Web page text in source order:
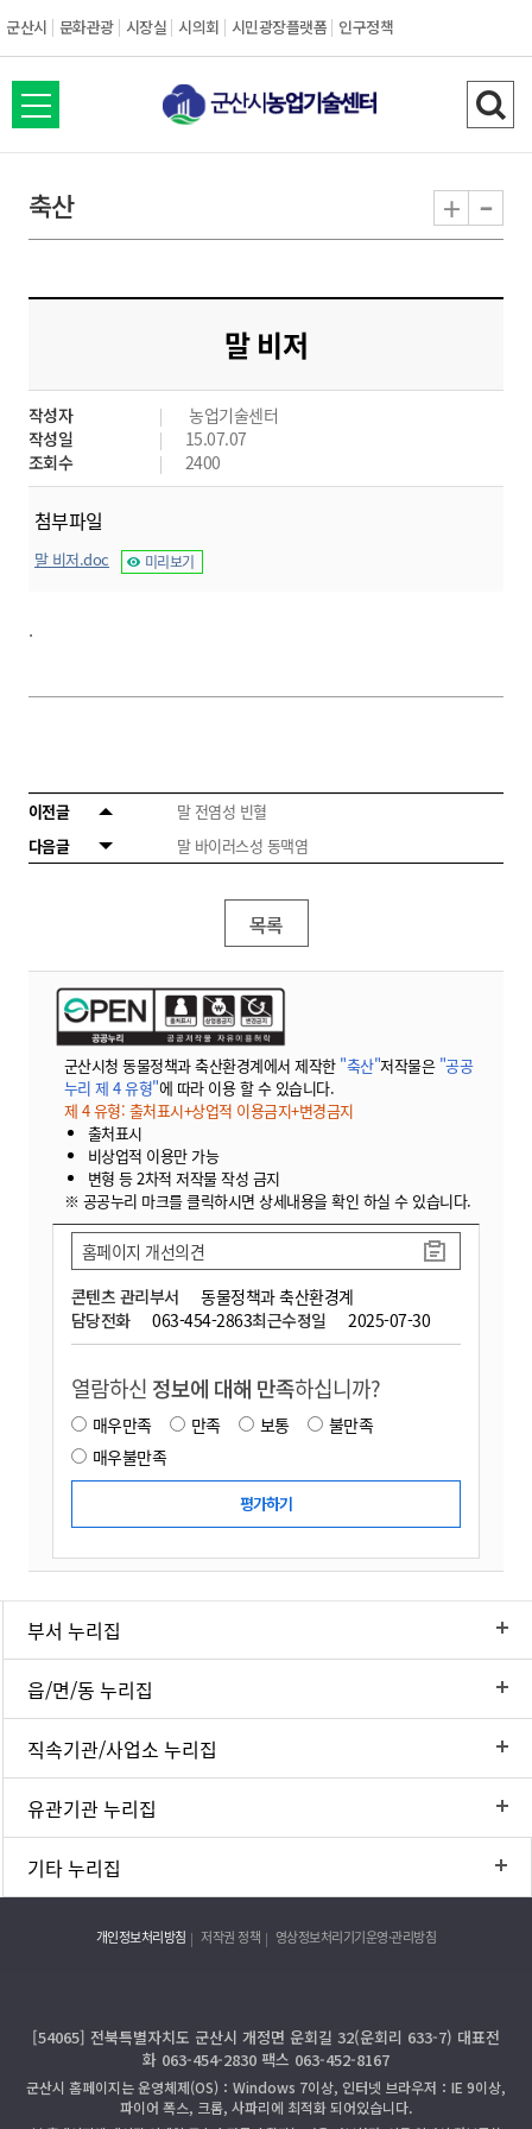
군산시 문화관광 시장실 시의회 시민광장플랫폼 인구정책
전
체
뉴
열
검
색
기
축산 + -
말 비저
작성자
농업기술센터
작성일
15.07.07
조회수
2400
첨부파일
말 비저.doc 미리보기
.
이전글
말 전염성 빈혈
다음글
말 바이러스성 동맥염
목록
군산시청 동물정책과 축산환경계에서 제작한 "축산"저작물은 "공공
누리 제 4 유형"에 따라 이용 할 수 있습니다.
제 4 유형: 출처표시+상업적 이용금지+변경금지
출처표시
비상업적 이용만 가능
변형 등 2차적 저작물 작성 금지
※ 공공누리 마크를 클릭하시면 상세내용을 확인 하실 수 있습니다.
콘텐츠 관리부서
동물정책과 축산환경계
담당전화
063-454-2863최근수정일 2025-07-30
홈페이지 개선의견
열람하신 정보에 대해 만족하십니까?
매우만족 만족 보통
불만족
매우불만족
부서 누리집
읍/면/동 누리집
직속기관/사업소 누리집
유관기관 누리집
기타 누리집
개인정보처리방침 저작권 정책 영상정보처리기기운영·관리방침
[54065] 전북특별자치도 군산시 개정면 운회길 32(운회리 633-7) 대표전
화 063-454-2830 팩스 063-452-8167
군산시 홈페이지는 운영체제(OS)：Windows 7이상, 인터넷 브라우저：IE 9이상,
파이어 폭스, 크롬, 사파리에 최적화 되어있습니다.